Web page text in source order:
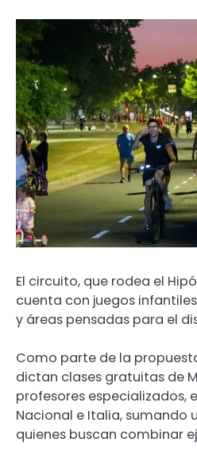
El circuito, que rodea el
cuenta con juegos
y áreas pensadas para el
Como parte de la
dictan clases gratuitas de
profesores especializados,
Nacional e Italia, sumando
quienes buscan combinar